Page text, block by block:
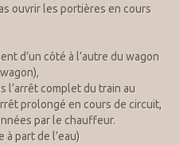
ouvrir les portières en cours
d’un côté à l’autre du wagon
l’arrêt complet du train au
prolongé en cours de circuit,
par le chauffeur.
à part de l’eau)